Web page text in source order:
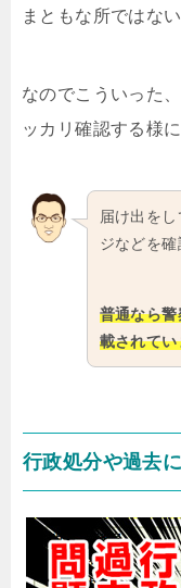
まともな所ではな
なのでこういった
ッカリ確認する様
届け出を
ジなどを確
普通なら
載されてい
行政処分や過去